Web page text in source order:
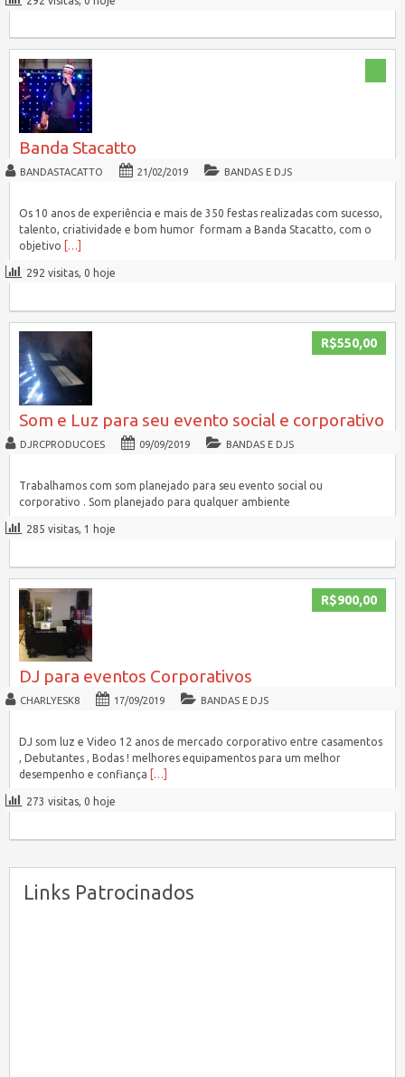
Banda Stacatto
BANDASTACATTO 21/02/2019 BANDAS E DJS
Os 10 anos de experiência e mais de 350 festas realizadas com sucesso,
talento, criatividade e bom humor formam a Banda Stacatto, com o
objetivo […]
292 visitas, 0 hoje
R$550,00
Som e Luz para seu evento social e corporativo
DJRCPRODUCOES 09/09/2019 BANDAS E DJS
Trabalhamos com som planejado para seu evento social ou
corporativo . Som planejado para qualquer ambiente
285 visitas, 1 hoje
R$900,00
DJ para eventos Corporativos
CHARLYESK8 17/09/2019 BANDAS E DJS
DJ som luz e Video 12 anos de mercado corporativo entre casamentos
, Debutantes , Bodas ! melhores equipamentos para um melhor
desempenho e confiança […]
273 visitas, 0 hoje
Links Patrocinados